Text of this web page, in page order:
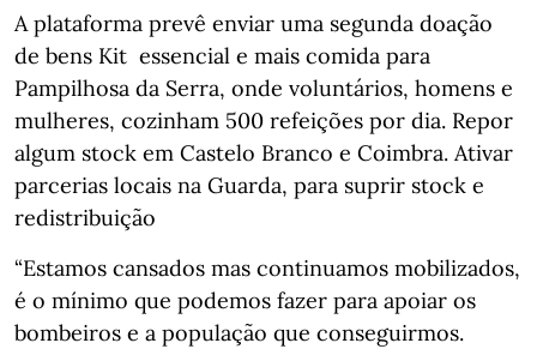
A plataforma prevê enviar uma segunda doação
de bens Kit essencial e mais comida para
Pampilhosa da Serra, onde voluntários, homens e
mulheres, cozinham 500 refeições por dia. Repor
algum stock em Castelo Branco e Coimbra. Ativar
parcerias locais na Guarda, para suprir stock e
redistribuição
“Estamos cansados mas continuamos mobilizados,
é o mínimo que podemos fazer para apoiar os
bombeiros e a população que conseguirmos.